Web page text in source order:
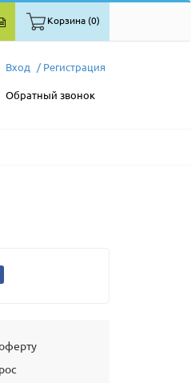
Корзина (0)
Вход / Регистрация
Обратный звонок